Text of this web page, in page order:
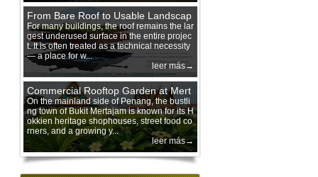
From Bare Roof to Usable Landscap
e: Designing with 200 mm Green Ro
of Trays
For many buildings, the roof remains the lar
gest underused surface in the entire projec
t. It is often treated as a technical necessity
— a place for w...
leer más→
Commercial Rooftop Garden at Mert
ajam Urban Mall, Penang Mainland
On the mainland side of Penang, the bustli
ng town of Bukit Mertajam is known for its H
okkien heritage shophouses, street food co
rners, and a growing y...
leer más→